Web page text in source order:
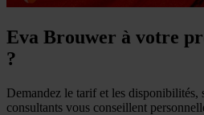
Eva Brouwer à votre
?
Demandez le tarif et les disponibilités,
consultants vous conseillent